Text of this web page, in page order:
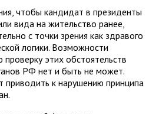
чтобы кандидат в президенты
вида на жительство ранее,
с точки зрения как здравого
логики. Возможности
этих обстоятельств
РФ нет и быть не может.
к нарушению принципа